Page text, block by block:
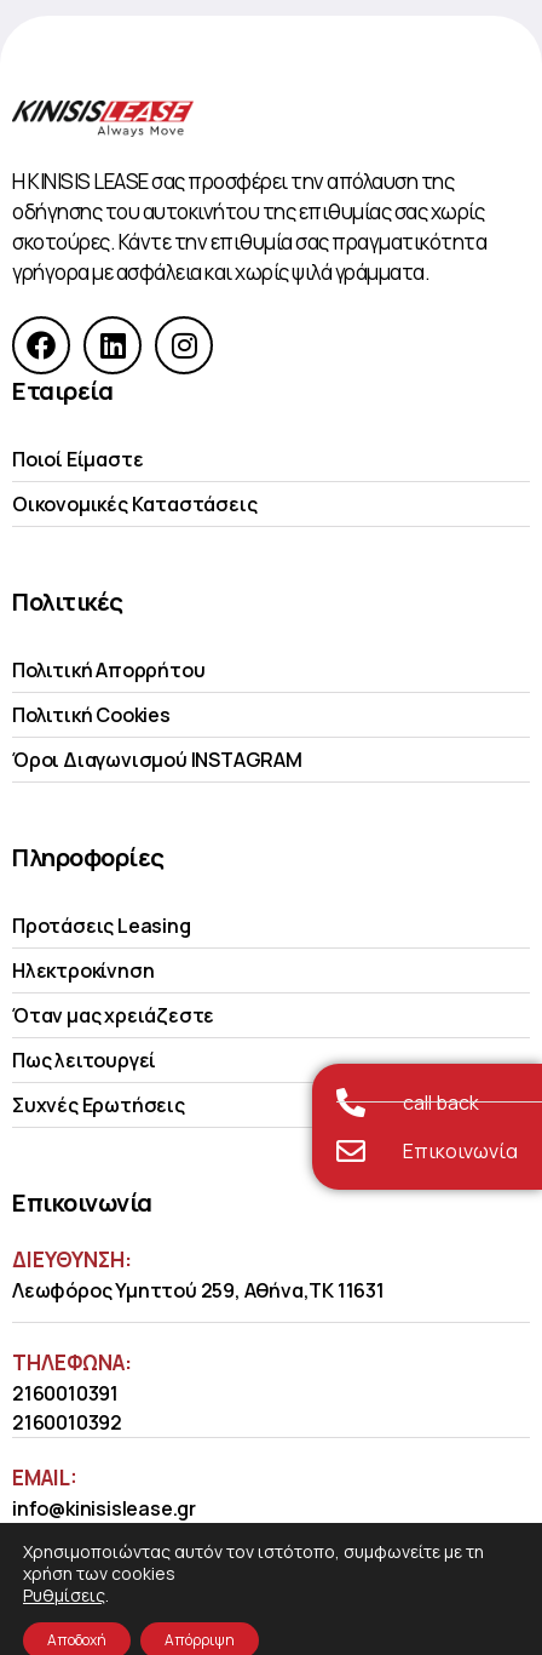
Η KINISIS LEASE σας προσφέρει την απόλαυση της
οδήγησης του αυτοκινήτου της επιθυμίας σας χωρίς
σκοτούρες. Κάντε την επιθυμία σας πραγματικότητα
γρήγορα με ασφάλεια και χωρίς ψιλά γράμματα.
Εταιρεία
Ποιοί Είμαστε
Οικονομικές Kαταστάσεις
Πολιτικές
Πολιτική Απορρήτου
Πολιτική Cookies
Όροι Διαγωνισμού INSTAGRAM
Πληροφορίες
Προτάσεις Leasing
Ηλεκτροκίνηση
Όταν μας χρειάζεστε
Πως λειτουργεί
Συχνές Ερωτήσεις
Επικοινωνία
ΔΙΕΥΘΥΝΣΗ:
Λεωφόρος Υμηττού 259, Αθήνα,ΤΚ 11631
ΤΗΛΈΦΩΝΑ:
2160010391
2160010392
EMAIL:
info@kinisislease.gr
call back
Επικοινωνία
Χρησιμοποιώντας αυτόν τον ιστότοπο, συμφωνείτε με τη
χρήση των cookies
Ρυθμίσεις.
Αποδοχή Απόρριψη